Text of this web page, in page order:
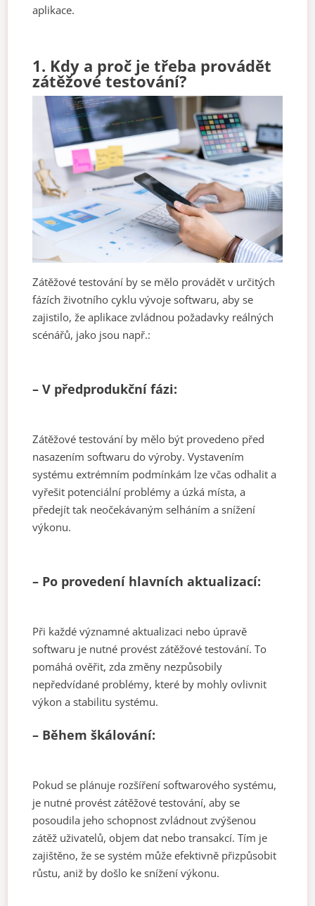
aplikace.
1. Kdy a proč je třeba provádět
zátěžové testování?
Zátěžové testování by se mělo provádět v určitých
fázích životního cyklu vývoje softwaru, aby se
zajistilo, že aplikace zvládnou požadavky reálných
scénářů, jako jsou např.:
– V předprodukční fázi:
Zátěžové testování by mělo být provedeno před
nasazením softwaru do výroby. Vystavením
systému extrémním podmínkám lze včas odhalit a
vyřešit potenciální problémy a úzká místa, a
předejít tak neočekávaným selháním a snížení
výkonu.
– Po provedení hlavních aktualizací:
Při každé významné aktualizaci nebo úpravě
softwaru je nutné provést zátěžové testování. To
pomáhá ověřit, zda změny nezpůsobily
nepředvídané problémy, které by mohly ovlivnit
výkon a stabilitu systému.
– Během škálování:
Pokud se plánuje rozšíření softwarového systému,
je nutné provést zátěžové testování, aby se
posoudila jeho schopnost zvládnout zvýšenou
zátěž uživatelů, objem dat nebo transakcí. Tím je
zajištěno, že se systém může efektivně přizpůsobit
růstu, aniž by došlo ke snížení výkonu.